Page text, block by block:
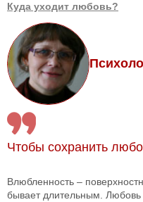
Куда уходит любовь?
Чтобы сохранить
Влюбленность –
бывает длительным. Любовь